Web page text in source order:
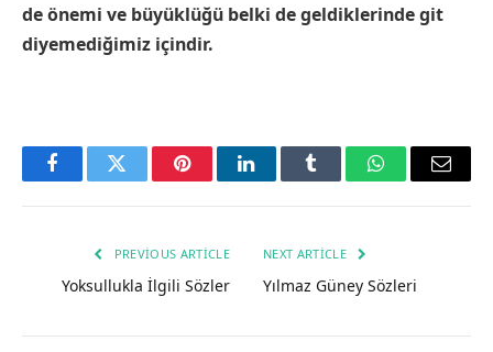
de önemi ve büyüklüğü belki de geldiklerinde git
diyemediğimiz içindir.
FacebookTwitter PinterestLinkedInTumblr WhatsAppEmail
PREVIOUS ARTICLE
Yoksullukla İlgili Sözler
NEXT ARTICLE
Yılmaz Güney Sözleri